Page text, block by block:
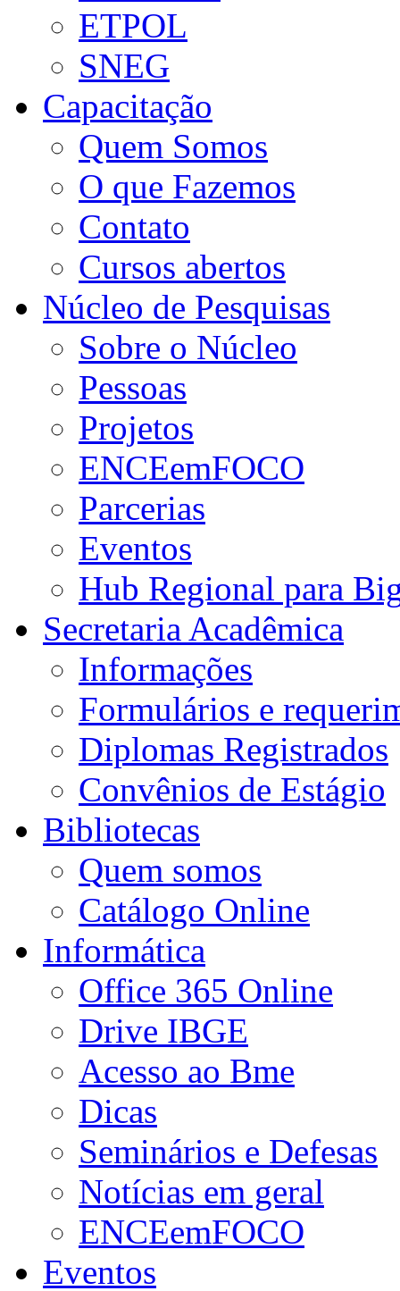
ETPOL
SNEG
Capacitação
Quem Somos
O que Fazemos
Contato
Cursos abertos
Núcleo de Pesquisas
Sobre o Núcleo
Pessoas
Projetos
ENCEemFOCO
Parcerias
Eventos
Hub Regional para
Secretaria Acadêmica
Informações
Formulários e
Diplomas Registrados
Convênios de Estágio
Bibliotecas
Quem somos
Catálogo Online
Informática
Office 365 Online
Drive IBGE
Acesso ao Bme
Dicas
Seminários e Defesas
Notícias em geral
ENCEemFOCO
Eventos